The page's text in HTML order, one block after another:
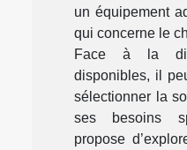
un équipement
qui concerne le
Face à la
disponibles, il
sélectionner la
ses besoins
propose